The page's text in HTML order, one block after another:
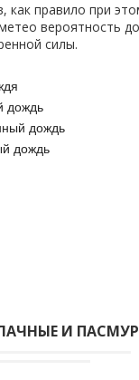
как правило при
вероятность
силы.
дождь
дождь
дождь
И